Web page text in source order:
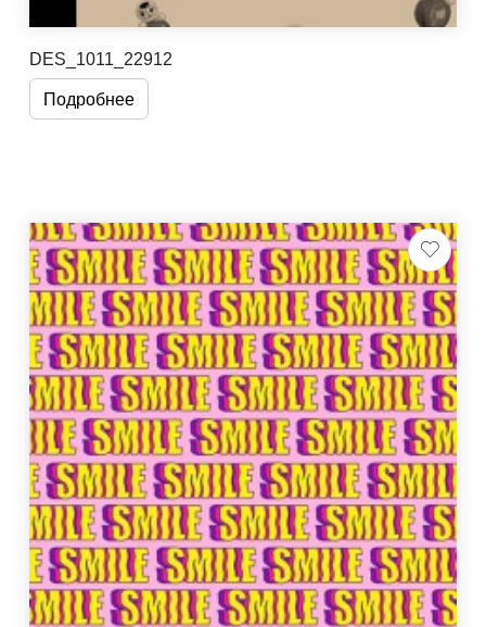
DES_1011_22912
Подробнее